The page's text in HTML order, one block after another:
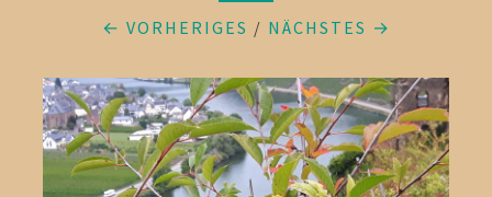
← VORHERIGES / NÄCHSTES →